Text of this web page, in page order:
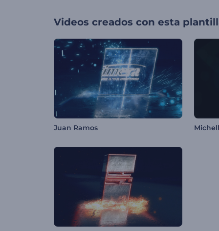
Videos creados con esta
Juan Ramos